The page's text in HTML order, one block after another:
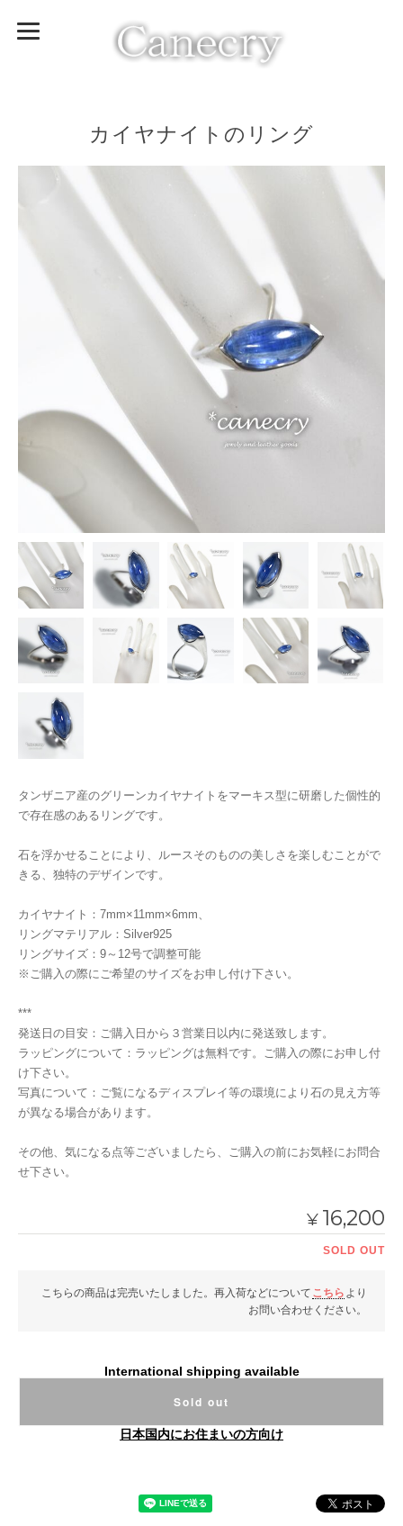
カイヤナイトのリング
タンザニア産のグリーンカイヤナイトをマーキス型に研磨した個性的
で存在感のあるリングです。
石を浮かせることにより、ルースそのものの美しさを楽しむことがで
きる、独特のデザインです。
カイヤナイト：7mm×11mm×6mm、
リングマテリアル：Silver925
リングサイズ：9～12号で調整可能
※ご購入の際にご希望のサイズをお申し付け下さい。
***
発送日の目安：ご購入日から３営業日以内に発送致します。
ラッピングについて：ラッピングは無料です。ご購入の際にお申し付
け下さい。
写真について：ご覧になるディスプレイ等の環境により石の見え方等
が異なる場合があります。
その他、気になる点等ございましたら、ご購入の前にお気軽にお問合
せ下さい。
¥ 16,200
SOLD OUT
こちらの商品は完売いたしました。再入荷などについて こちら より
お問い合わせください。
International shipping available
Sold out
日本国内にお住まいの方向け